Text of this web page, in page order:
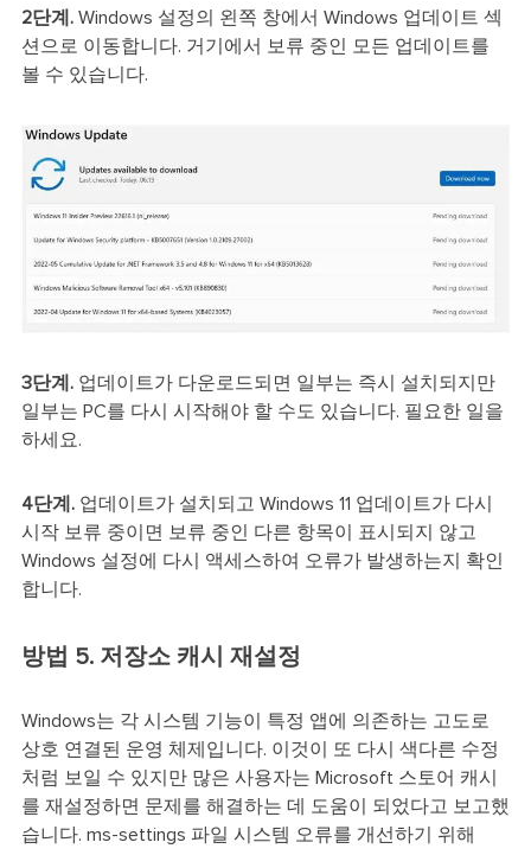
2단계.Windows 설정의 왼쪽 창에서 Windows 업데이트 섹
션으로 이동합니다. 거기에서 보류 중인 모든 업데이트를
볼 수 있습니다.
3단계.업데이트가 다운로드되면 일부는 즉시 설치되지만
일부는 PC를 다시 시작해야 할 수도 있습니다. 필요한 일을
하세요.
4단계.업데이트가 설치되고 Windows 11 업데이트가 다시
시작 보류 중이면 보류 중인 다른 항목이 표시되지 않고
Windows 설정에 다시 액세스하여 오류가 발생하는지 확인
합니다.
방법 5. 저장소 캐시 재설정
Windows는 각 시스템 기능이 특정 앱에 의존하는 고도로
상호 연결된 운영 체제입니다. 이것이 또 다시 색다른 수정
처럼 보일 수 있지만 많은 사용자는 Microsoft 스토어 캐시
를 재설정하면 문제를 해결하는 데 도움이 되었다고 보고했
습니다. ms-settings 파일 시스템 오류를 개선하기 위해